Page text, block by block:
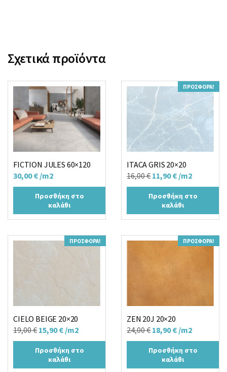
Σχετικά προϊόντα
FICTION JULES 60×120
30,00€ /m2
Προσθήκη στο
καλάθι
ΠΡΟΣΦΟΡΆ!
ITACA GRIS 20×20
16,00€ Original
price
was:
16,00 €.
11,90€Η
τρέχουσα
τιμή
είναι:
/m2
Προσθήκη στο
καλάθι
ΠΡΟΣΦΟΡΆ!
CIELO BEIGE 20×20
19,00€ Original
price
was:
19,00 €.
15,90€Η
τρέχουσα
τιμή
είναι:
/m2
Προσθήκη στο
καλάθι
ΠΡΟΣΦΟΡΆ!
ZEN 20J 20×20
24,00€ Original
price
was:
24,00 €.
18,90€Η
τρέχουσα
τιμή
είναι:
/m2
Προσθήκη στο
καλάθι